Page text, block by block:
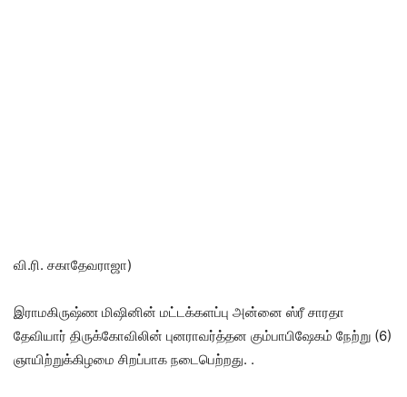
வி.ரி. சகாதேவராஜா)
இராமகிருஷ்ண மிஷினின் மட்டக்களப்பு அன்னை ஸ்ரீ சாரதா
தேவியார் திருக்கோவிலின் புனராவர்த்தன கும்பாபிஷேகம் நேற்று (6)
ஞாயிற்றுக்கிழமை சிறப்பாக நடைபெற்றது. .